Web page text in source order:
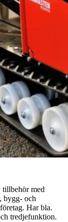
tillbehör med
bygg- och
Har bla.
tredjefunktion.